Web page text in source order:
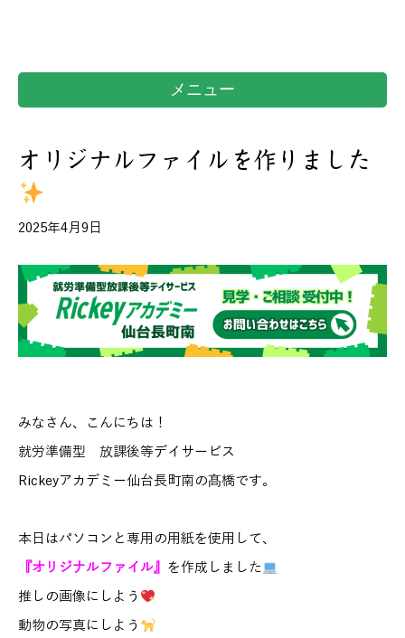
メニュー
オリジナルファイルを作りました
2025年4月9日
みなさん、こんにちは！
就労準備型 放課後等デイサービス
Rickeyアカデミー仙台長町南の髙橋です。
本日はパソコンと専用の用紙を使用して、
『オリジナルファイル』 を作成しました
推しの画像にしよう
動物の写真にしよう